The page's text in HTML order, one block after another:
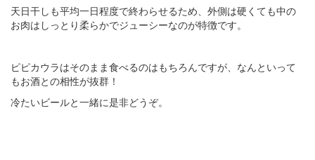
天日干しも平均一日程度で終わらせるため、外側は硬くても中の
お肉はしっとり柔らかでジューシーなのが特徴です。
ピピカウラはそのまま食べるのはもちろんですが、なんといって
もお酒との相性が抜群！
冷たいビールと一緒に是非どうぞ。